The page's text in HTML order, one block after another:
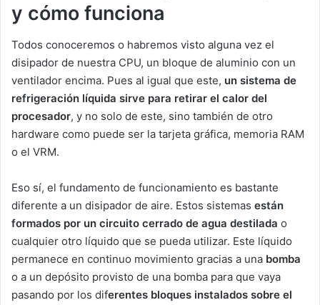
y cómo funciona
Todos conoceremos o habremos visto alguna vez el
disipador de nuestra CPU, un bloque de aluminio con un
ventilador encima. Pues al igual que este, un sistema de
refrigeración líquida sirve para retirar el calor del
procesador, y no solo de este, sino también de otro
hardware como puede ser la tarjeta gráfica, memoria RAM
o el VRM.
Eso sí, el fundamento de funcionamiento es bastante
diferente a un disipador de aire. Estos sistemas están
formados por un circuito cerrado de agua destilada o
cualquier otro líquido que se pueda utilizar. Este líquido
permanece en continuo movimiento gracias a una bomba
o a un depósito provisto de una bomba para que vaya
pasando por los diferentes bloques instalados sobre el